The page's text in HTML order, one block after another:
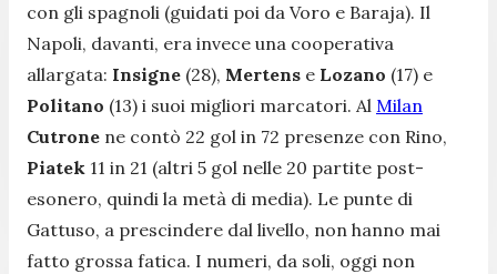
con gli spagnoli (guidati poi da Voro e Baraja). Il
Napoli, davanti, era invece una cooperativa
allargata: Insigne (28), Mertens e Lozano (17) e
Politano (13) i suoi migliori marcatori. Al Milan
Cutrone ne contò 22 gol in 72 presenze con Rino,
Piatek 11 in 21 (altri 5 gol nelle 20 partite post-
esonero, quindi la metà di media). Le punte di
Gattuso, a prescindere dal livello, non hanno mai
fatto grossa fatica. I numeri, da soli, oggi non